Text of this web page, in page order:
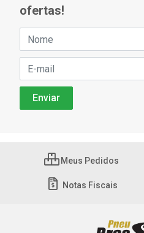
ofertas!
Meus Pedidos
Notas Fiscais